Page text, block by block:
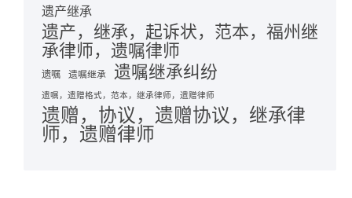
遗产继承
遗产，继承，起诉状，范本，福州继
承律师，遗嘱律师
遗嘱 遗嘱继承 遗嘱继承纠纷
遗嘱，遗赠格式，范本，继承律师，遗赠律师
遗赠，协议，遗赠协议，继承律
师，遗赠律师